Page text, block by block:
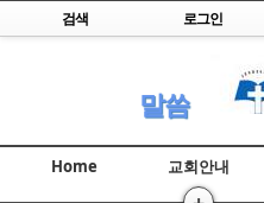
Skip
검색 로그인
말씀
Home 교회안내
Sketchbook5,